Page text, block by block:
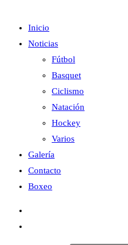
Inicio
Noticias
Fútbol
Basquet
Ciclismo
Natación
Hockey
Varios
Galería
Contacto
Boxeo